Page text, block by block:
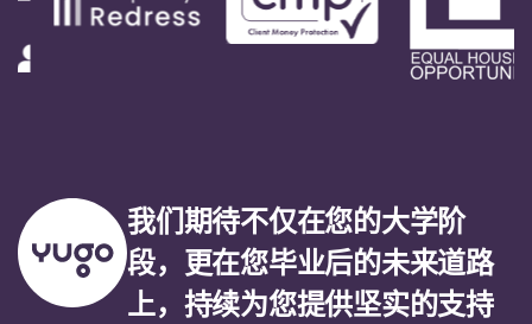
我们期待不仅在您的大学阶
段，更在您毕业后的未来道路
上，持续为您提供坚实的支持